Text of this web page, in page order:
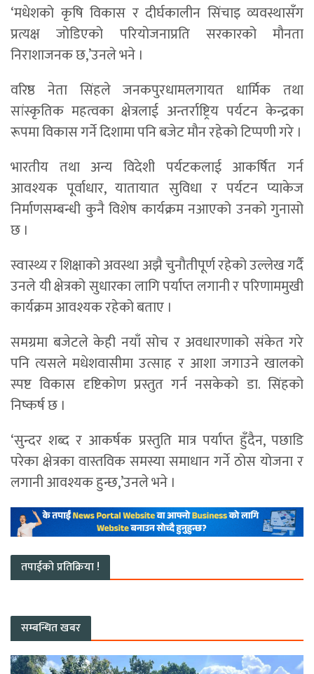
‘मधेशको कृषि विकास र दीर्घकालीन सिंचाइ व्यवस्थासँग
प्रत्यक्ष जोडिएको परियोजनाप्रति सरकारको मौनता
निराशाजनक छ,’उनले भने ।
वरिष्ठ नेता सिंहले जनकपुरधामलगायत धार्मिक तथा
सांस्कृतिक महत्वका क्षेत्रलाई अन्तर्राष्ट्रिय पर्यटन केन्द्रका
रूपमा विकास गर्ने दिशामा पनि बजेट मौन रहेको टिप्पणी गरे ।
भारतीय तथा अन्य विदेशी पर्यटकलाई आकर्षित गर्न
आवश्यक पूर्वाधार, यातायात सुविधा र पर्यटन प्याकेज
निर्माणसम्बन्धी कुनै विशेष कार्यक्रम नआएको उनको गुनासो
छ ।
स्वास्थ्य र शिक्षाको अवस्था अझै चुनौतीपूर्ण रहेको उल्लेख गर्दै
उनले यी क्षेत्रको सुधारका लागि पर्याप्त लगानी र परिणाममुखी
कार्यक्रम आवश्यक रहेको बताए ।
समग्रमा बजेटले केही नयाँ सोच र अवधारणाको संकेत गरे
पनि त्यसले मधेशवासीमा उत्साह र आशा जगाउने खालको
स्पष्ट विकास दृष्टिकोण प्रस्तुत गर्न नसकेको डा. सिंहको
निष्कर्ष छ ।
‘सुन्दर शब्द र आकर्षक प्रस्तुति मात्र पर्याप्त हुँदैन, पछाडि
परेका क्षेत्रका वास्तविक समस्या समाधान गर्ने ठोस योजना र
लगानी आवश्यक हुन्छ,’उनले भने ।
तपाईको प्रतिक्रिया !
सम्बन्धित खबर